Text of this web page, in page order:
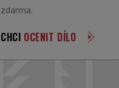
zdarma.
CHCI OCENIT DÍLO